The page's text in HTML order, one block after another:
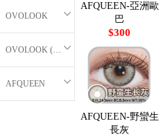
n
OVOLOOK
OVOLOOK (半年拋)
AFQUEEN
AFQUEEN-亞洲歐
巴
$300
AFQUEEN-野蠻生
長灰